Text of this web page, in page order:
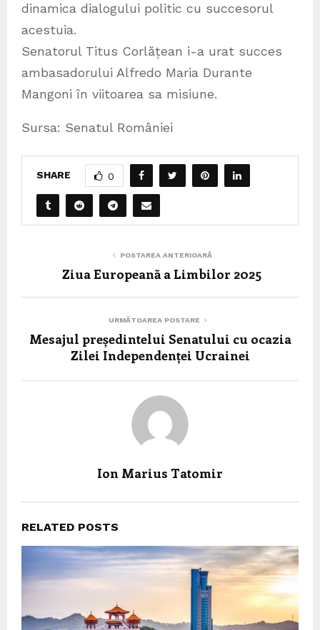
dinamica dialogului politic cu succesorul
acestuia.
Senatorul Titus Corlățean i-a urat succes
ambasadorului Alfredo Maria Durante
Mangoni în viitoarea sa misiune.
Sursa: Senatul României
SHARE 0
POSTAREA ANTERIOARĂ
Ziua Europeană a Limbilor 2025
URMĂTOAREA POSTARE
Mesajul președintelui Senatului cu ocazia
Zilei Independenței Ucrainei
Ion Marius Tatomir
RELATED POSTS